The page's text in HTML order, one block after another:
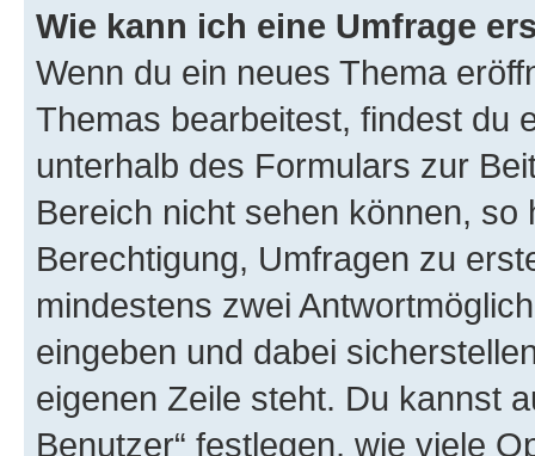
Wie kann ich eine Umfrage
Wenn du ein neues Thema
Themas bearbeitest, findest du
unterhalb des Formulars zur
Bereich nicht sehen können,
Berechtigung, Umfragen zu
mindestens zwei
eingeben und dabei
eigenen Zeile steht. Du kannst
Benutzer“ festlegen, wie viele